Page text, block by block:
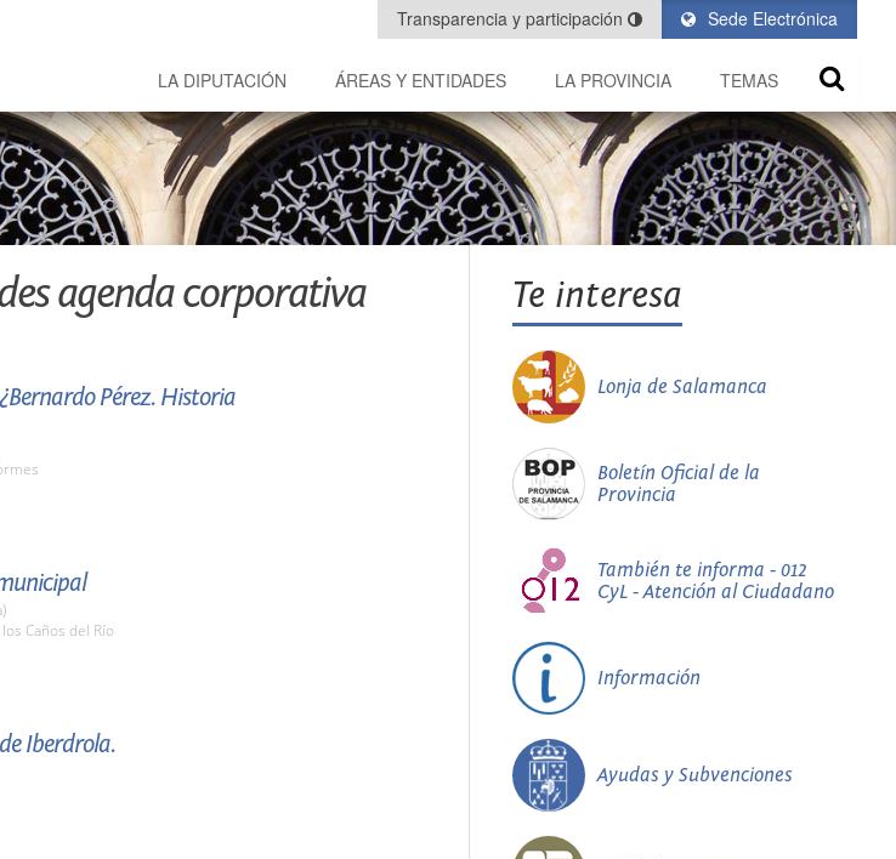
Sede Electrónica
Transparencia y participación
LA DIPUTACIÓN ÁREAS Y ENTIDADES LA PROVINCIA TEMAS
agenda corporativa
Pérez. Historia
Caños del Río
Iberdrola.
Te interesa
Lonja de Salamanca
Boletín Oficial de la
Provincia
También te informa - 012
CyL - Atención al Ciudadano
Información
Ayudas y Subvenciones